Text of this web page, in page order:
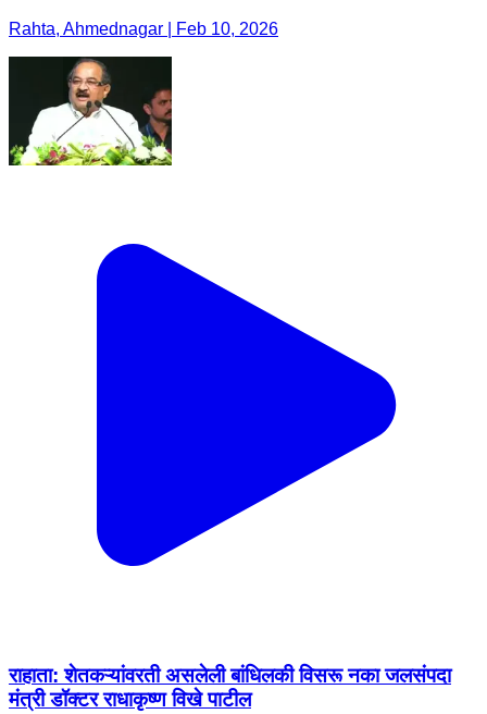
Rahta, Ahmednagar | Feb 10, 2026
राहाता: शेतकऱ्यांवरती असलेली बांधिलकी विसरू नका जलसंपदा
मंत्री डॉक्टर राधाकृष्ण विखे पाटील